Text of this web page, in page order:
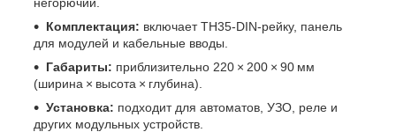
Комплектация: включает TH35‑DIN‑рейку, панель
для модулей и кабельные вводы.
Габариты: приблизительно 220 × 200 × 90 мм
(ширина × высота × глубина).
Установка: подходит для автоматов, УЗО, реле и
других модульных устройств.